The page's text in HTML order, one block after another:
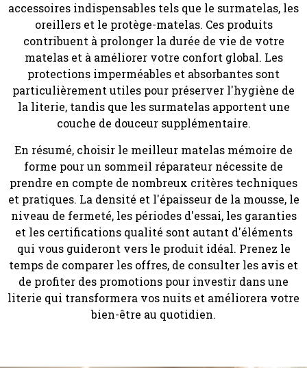
accessoires indispensables tels que le surmatelas, les
oreillers et le protège-matelas. Ces produits
contribuent à prolonger la durée de vie de votre
matelas et à améliorer votre confort global. Les
protections imperméables et absorbantes sont
particulièrement utiles pour préserver l'hygiène de
la literie, tandis que les surmatelas apportent une
couche de douceur supplémentaire.
En résumé, choisir le meilleur matelas mémoire de
forme pour un sommeil réparateur nécessite de
prendre en compte de nombreux critères techniques
et pratiques. La densité et l'épaisseur de la mousse, le
niveau de fermeté, les périodes d'essai, les garanties
et les certifications qualité sont autant d'éléments
qui vous guideront vers le produit idéal. Prenez le
temps de comparer les offres, de consulter les avis et
de profiter des promotions pour investir dans une
literie qui transformera vos nuits et améliorera votre
bien-être au quotidien.